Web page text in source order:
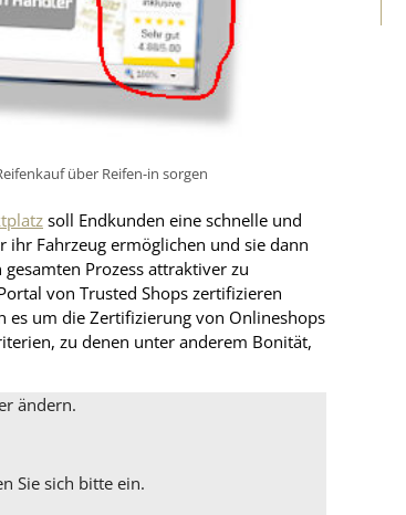
über Reifen-in sorgen
soll Endkunden eine schnelle und
ihr Fahrzeug ermöglichen und sie dann
Prozess attraktiver zu
von Trusted Shops zertifizieren
es um die Zertifizierung von Onlineshops
zu denen unter anderem Bonität,
ändern.
Sie sich bitte ein.